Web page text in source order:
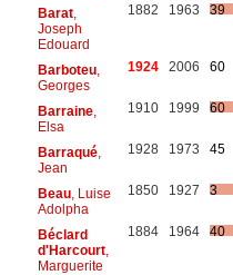
Barat,
Joseph
Edouard
1882 1963 39
Barboteu,
Georges
1924 2006 60
Barraine,
Elsa
1910 1999 60
Barraqué,
Jean
1928 1973 45
Beau, Luise
Adolpha
1850 1927 3
Béclard
d'Harcourt,
Marguerite
1884 1964 40